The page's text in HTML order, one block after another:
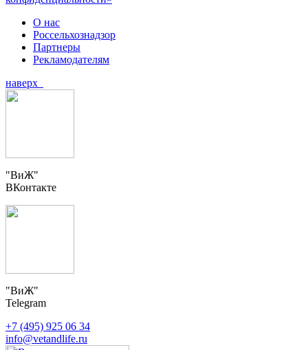
О нас
Россельхознадзор
Партнеры
Рекламодателям
наверх
"ВиЖ"
ВКонтакте
"ВиЖ"
Telegram
+7 (495) 925 06 34
info@vetandlife.ru